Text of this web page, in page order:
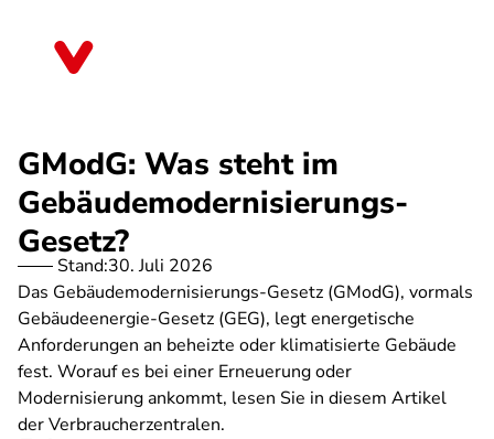
GModG: Was steht im
Gebäudemodernisierungs-
Gesetz?
Stand:30. Juli 2026
Das Gebäudemodernisierungs-Gesetz (GModG), vormals
Gebäudeenergie-Gesetz (GEG), legt energetische
Anforderungen an beheizte oder klimatisierte Gebäude
fest. Worauf es bei einer Erneuerung oder
Modernisierung ankommt, lesen Sie in diesem Artikel
der Verbraucherzentralen.